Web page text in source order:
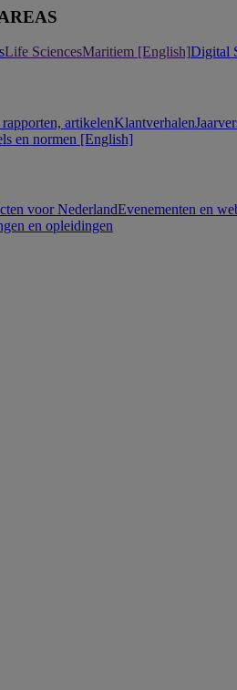
Life SciencesMaritiem [English]Digital
rapporten, artikelenKlantverhalen
en normen [English]
voor NederlandEvenementen en
en opleidingen